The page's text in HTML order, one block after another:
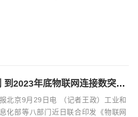
八部门印发行动计划 到2023年底物联网连接数突破20亿
北京9月29日电 （记者王政）工业和
化部等八部门近日联合印发《物联网